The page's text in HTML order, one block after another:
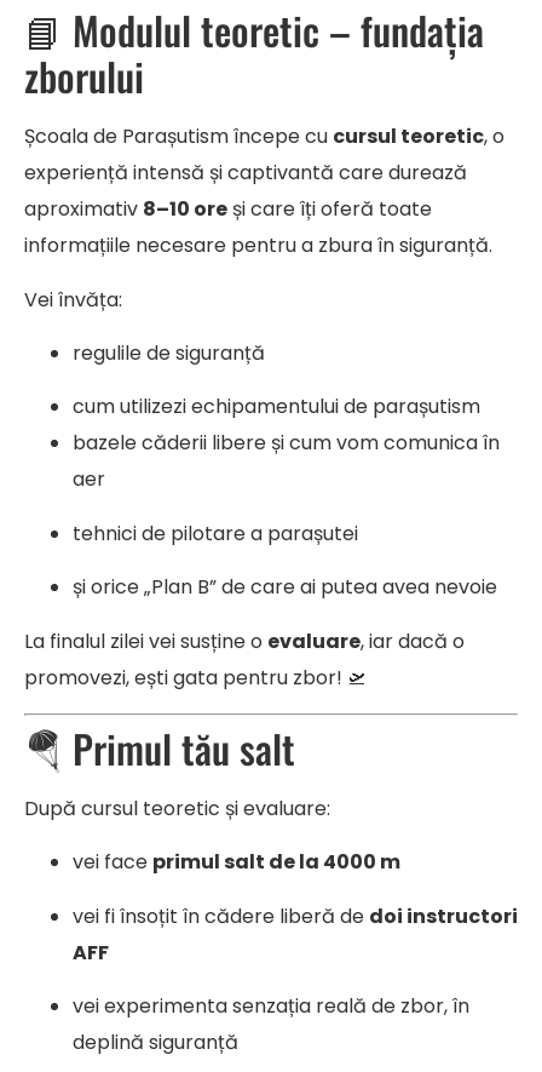
📘 Modulul teoretic – fundația
zborului
Școala de Parașutism începe cu cursul teoretic, o
experiență intensă și captivantă care durează
aproximativ 8–10 ore și care îți oferă toate
informațiile necesare pentru a zbura în siguranță.
Vei învăța:
regulile de siguranță
cum utilizezi echipamentului de parașutism
bazele căderii libere și cum vom comunica în
aer
tehnici de pilotare a parașutei
și orice „Plan B” de care ai putea avea nevoie
La finalul zilei vei susține o evaluare, iar dacă o
promovezi, ești gata pentru zbor! 🛫
🪂 Primul tău salt
După cursul teoretic și evaluare:
vei face primul salt de la 4000 m
vei fi însoțit în cădere liberă de doi instructori
AFF
vei experimenta senzația reală de zbor, în
deplină siguranță